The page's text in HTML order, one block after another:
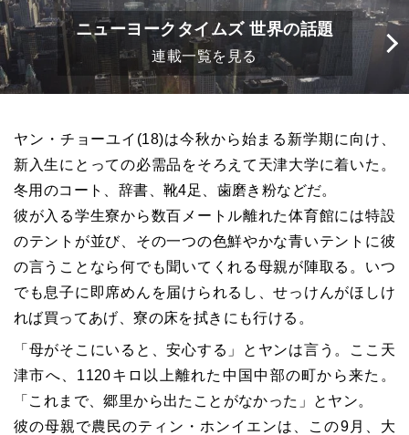
ニューヨークタイムズ 世界の話題
連載一覧を見る
ヤン・チョーユイ(18)は今秋から始まる新学期に向け、
新入生にとっての必需品をそろえて天津大学に着いた。
冬用のコート、辞書、靴4足、歯磨き粉などだ。
彼が入る学生寮から数百メートル離れた体育館には特設
のテントが並び、その一つの色鮮やかな青いテントに彼
の言うことなら何でも聞いてくれる母親が陣取る。いつ
でも息子に即席めんを届けられるし、せっけんがほしけ
れば買ってあげ、寮の床を拭きにも行ける。
「母がそこにいると、安心する」とヤンは言う。ここ天
津市へ、1120キロ以上離れた中国中部の町から来た。
「これまで、郷里から出たことがなかった」とヤン。
彼の母親で農民のティン・ホンイエンは、この9月、大